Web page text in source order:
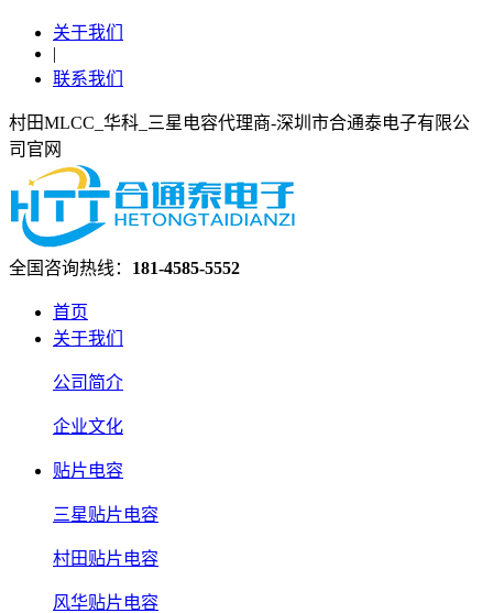
关于我们
|
联系我们
村田MLCC_华科_三星电容代理商-深圳市合通泰电子有限公
司官网
全国咨询热线： 181-4585-5552
首页
关于我们
公司简介
企业文化
贴片电容
三星贴片电容
村田贴片电容
风华贴片电容